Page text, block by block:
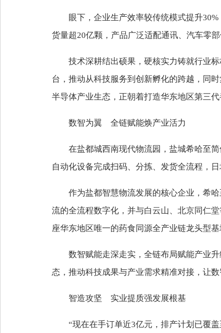
眼下，企业生产效率较传统模式提升
货量超20亿颗，产品广泛适配通讯、汽车零
技术深耕结出硕果，硬核实力铸就行业
台，推动从科技服务到创新孵化的跨越，同
半导体产业生态，正朝着打造华东地区第三
数智为翼 全链赋能焕产业活力
在盐都城西南现代物流园，盐城希哈至
自动化设备完成扫码、分拣、发货全流程，
作为盐都智慧物流发展的核心企业，希
流的全流程数字化，并与白云山、北京同仁
座华东地区唯一的药食同源全产业链龙头型
数智赋能走深走实，全链布局赋能产业
态，推动科技成果与产业需求精准对接，让
智造攻坚 实业提质强发展根基
“现在在手订单近3亿元，排产计划已覆